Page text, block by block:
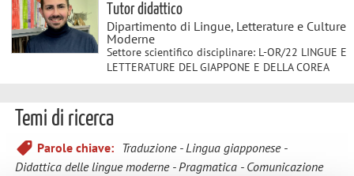
Tutor didattico
Dipartimento di Lingue, Letterature e Culture
Moderne
Settore scientifico disciplinare: L-OR/22 LINGUE E
LETTERATURE DEL GIAPPONE E DELLA COREA
Temi di ricerca
Parole chiave: Traduzione
Lingua giapponese
Didattica delle lingue moderne
Pragmatica
Comunicazione